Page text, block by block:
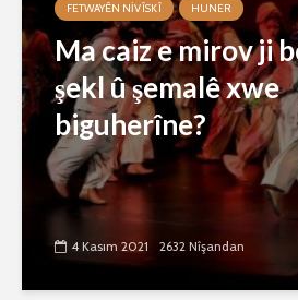
FETWAYÊN NIVÎSKÎ HUNER
Ma caiz e mirov ji
şekl û şemalê xwe
biguherîne?
4 Kasım 2021 2632 Nîşandan